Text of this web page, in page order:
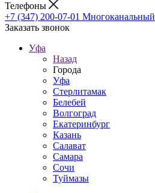
Телефоны
+7 (347) 200-07-01 Многоканальный
Заказать звонок
Уфа
Назад
Города
Уфа
Стерлитамак
Белебей
Волгоград
Екатеринбург
Казань
Салават
Самара
Сочи
Туймазы